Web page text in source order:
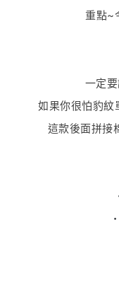
重點~
一定
如果你很怕豹紋
這款後面拼接